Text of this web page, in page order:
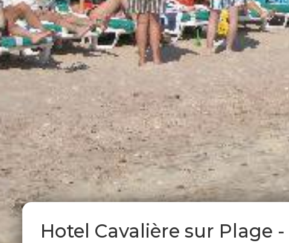
Hotel Cavalière sur Plage